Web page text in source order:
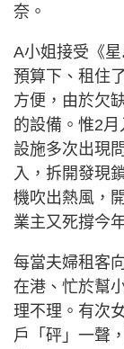
奈。
A小姐接受《
預算下、租住
方便，由於欠
的設備。惟2月
設施多次出現
入，拆開發現
機吹出熱風，
業主又死撐今
每當夫婦租客
在港、忙於幫
理不理。有次
戶「砰」一聲